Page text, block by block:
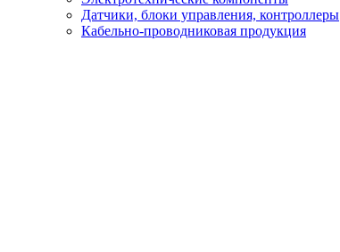
Датчики, блоки управления, контроллеры
Кабельно-проводниковая продукция